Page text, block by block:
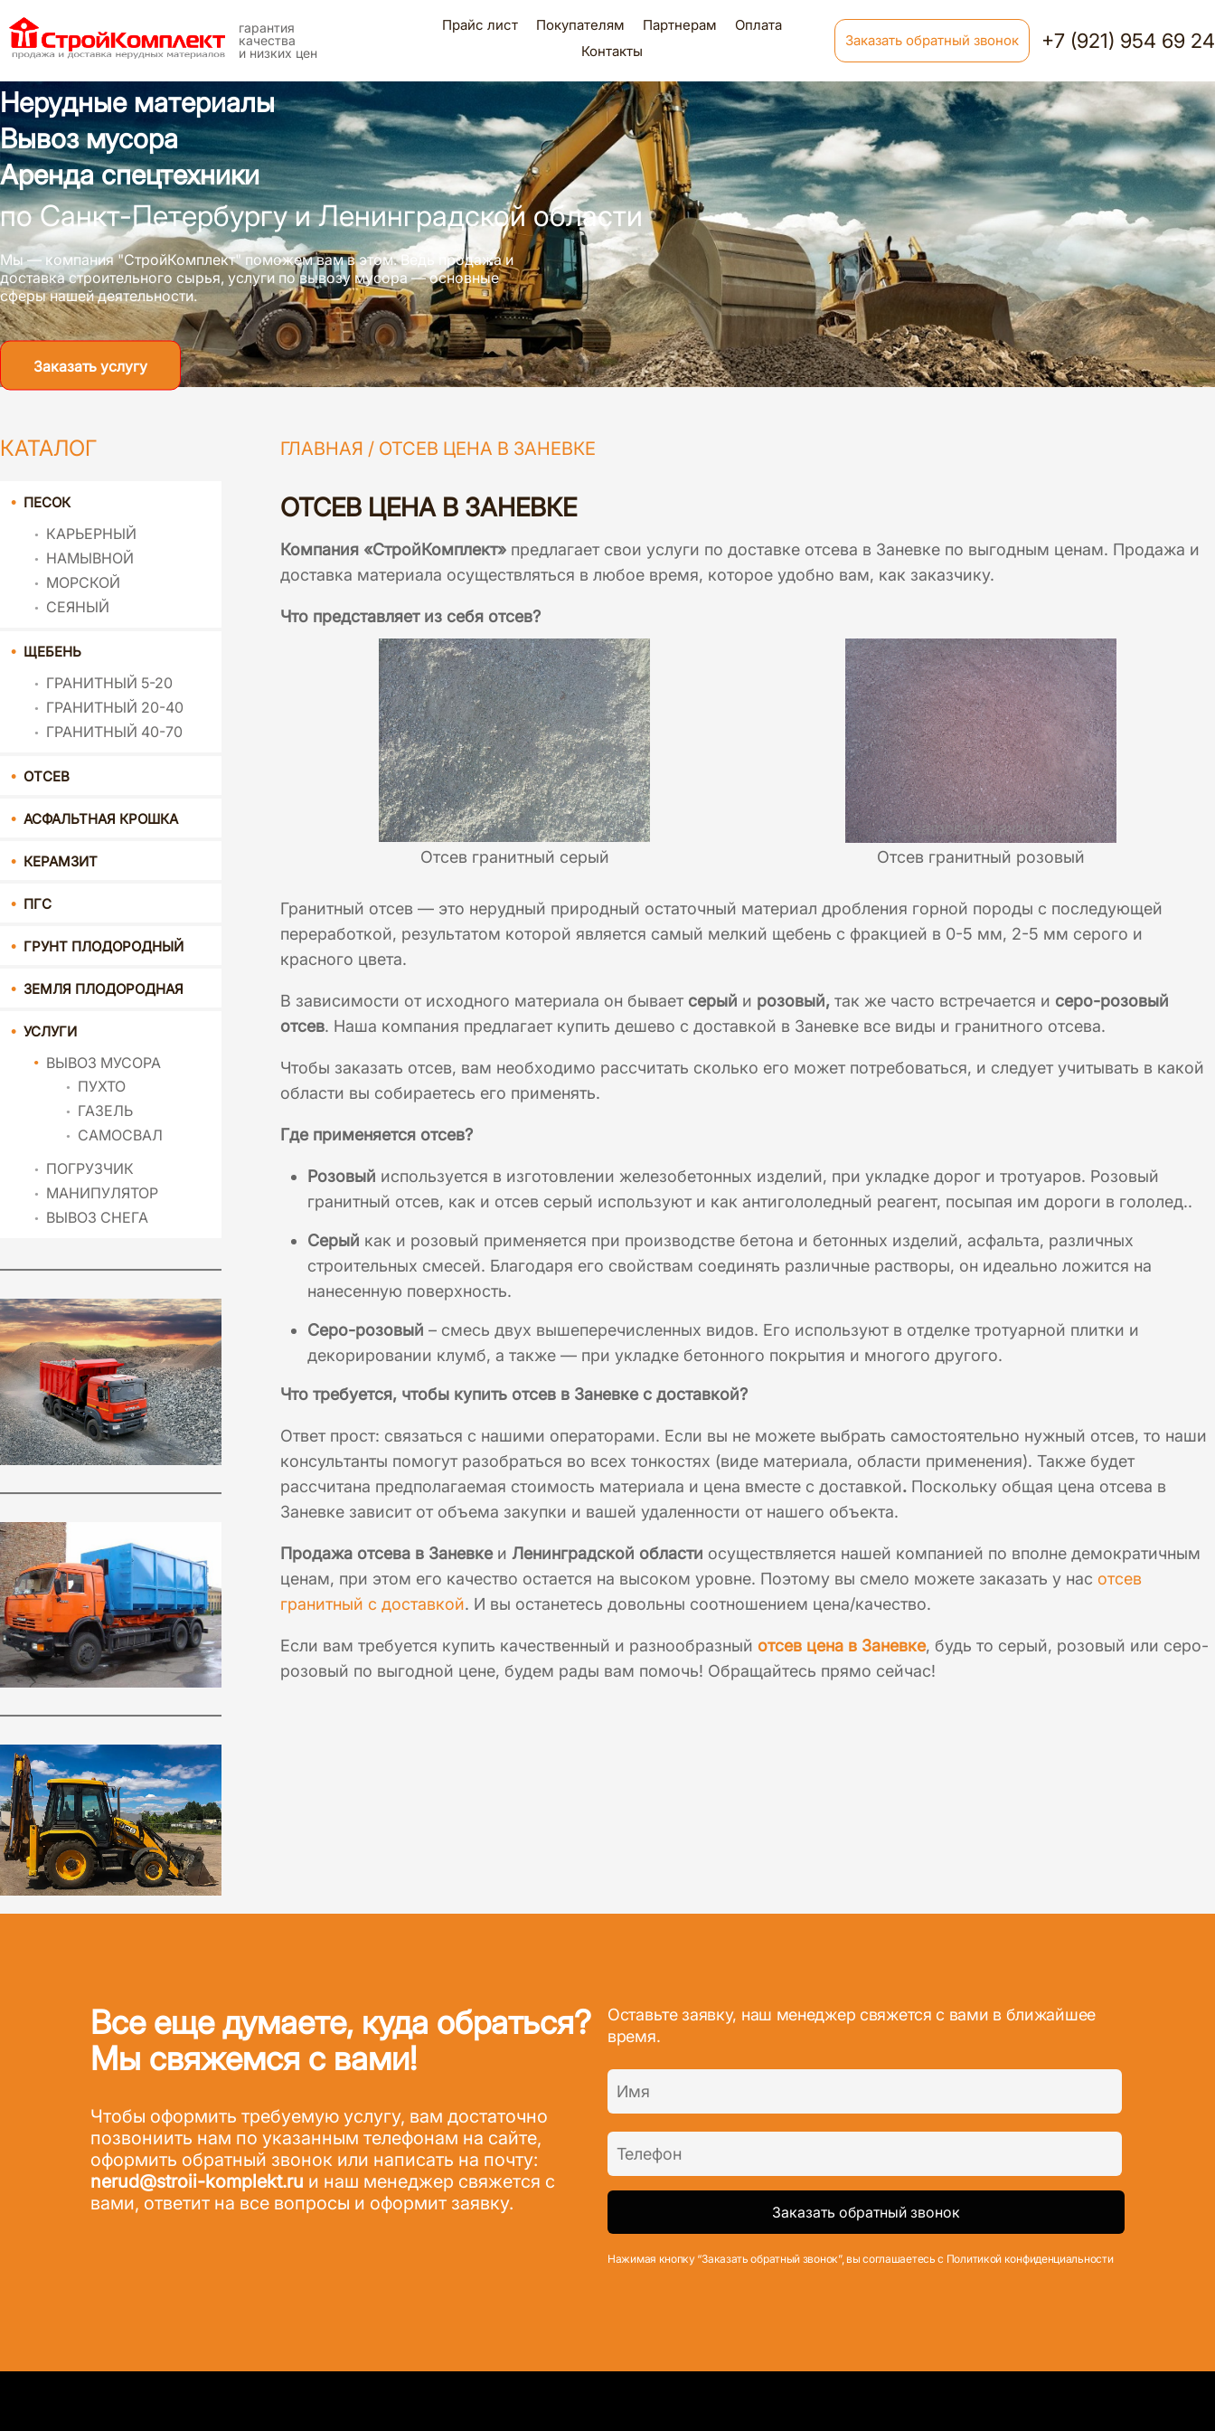
гарантия
качества
и низких цен
Прайс лист Покупателям Партнерам
Оплата
Контакты
Заказать обратный звонок +7 (921) 954 69 24
Нерудные материалы
Вывоз мусора
Аренда спецтехники
по Санкт-Петербургу и Ленинградской области
Мы — компания "СтройКомплект" поможем вам в этом. Ведь продажа и
доставка строительного сырья, услуги по вывозу мусора — основные
сферы нашей деятельности.
Заказать услугу
ГЛАВНАЯ / ОТСЕВ ЦЕНА В ЗАНЕВКЕ
ОТСЕВ ЦЕНА В ЗАНЕВКЕ
Компания «СтройКомплект» предлагает свои услуги по доставке отсева в Заневке по выгодным ценам. Продажа и
доставка материала осуществляться в любое время, которое удобно вам, как заказчику.
Что представляет из себя отсев?
Отсев гранитный серый Отсев гранитный розовый
Гранитный отсев — это нерудный природный остаточный материал дробления горной породы с последующей
переработкой, результатом которой является самый мелкий щебень с фракцией в 0-5 мм, 2-5 мм серого и
красного цвета.
В зависимости от исходного материала он бывает серый и розовый, так же часто встречается и серо-розовый
отсев. Наша компания предлагает купить дешево с доставкой в Заневке все виды и гранитного отсева.
Чтобы заказать отсев, вам необходимо рассчитать сколько его может потребоваться, и следует учитывать в какой
области вы собираетесь его применять.
Где применяется отсев?
Розовый используется в изготовлении железобетонных изделий, при укладке дорог и тротуаров. Розовый
гранитный отсев, как и отсев серый используют и как антигололедный реагент, посыпая им дороги в гололед..
Серый как и розовый применяется при производстве бетона и бетонных изделий, асфальта, различных
строительных смесей. Благодаря его свойствам соединять различные растворы, он идеально ложится на
нанесенную поверхность.
Серо-розовый – смесь двух вышеперечисленных видов. Его используют в отделке тротуарной плитки и
декорировании клумб, а также — при укладке бетонного покрытия и многого другого.
Что требуется, чтобы купить отсев в Заневке с доставкой?
Ответ прост: связаться с нашими операторами. Если вы не можете выбрать самостоятельно нужный отсев, то наши
консультанты помогут разобраться во всех тонкостях (виде материала, области применения). Также будет
рассчитана предполагаемая стоимость материала и цена вместе с доставкой. Поскольку общая цена отсева в
Заневке зависит от объема закупки и вашей удаленности от нашего объекта.
Продажа отсева в Заневкеи Ленинградской области осуществляется нашей компанией по вполне демократичным
ценам, при этом его качество остается на высоком уровне. Поэтому вы смело можете заказать у нас отсев
гранитный с доставкой. И вы останетесь довольны соотношением цена/качество.
Если вам требуется купить качественный и разнообразный отсев цена в Заневке, будь то серый, розовый или серо-
розовый по выгодной цене, будем рады вам помочь! Обращайтесь прямо сейчас!
КАТАЛОГ
ПЕСОК
КАРЬЕРНЫЙ
НАМЫВНОЙ
МОРСКОЙ
СЕЯНЫЙ
ЩЕБЕНЬ
ГРАНИТНЫЙ 5-20
ГРАНИТНЫЙ 20-40
ГРАНИТНЫЙ 40-70
ОТСЕВ
АСФАЛЬТНАЯ КРОШКА
КЕРАМЗИТ
ПГС
ГРУНТ ПЛОДОРОДНЫЙ
ЗЕМЛЯ ПЛОДОРОДНАЯ
УСЛУГИ
ВЫВОЗ МУСОРА
ПУХТО
ГАЗЕЛЬ
САМОСВАЛ
ПОГРУЗЧИК
МАНИПУЛЯТОР
ВЫВОЗ СНЕГА
Все еще думаете, куда обраться?
Мы свяжемся с вами!
Чтобы оформить требуемую услугу, вам достаточно
позвониить нам по указанным телефонам на сайте,
оформить обратный звонок или написать на почту:
nerud@stroii-komplekt.ru и наш менеджер свяжется с
вами, ответит на все вопросы и оформит заявку.
Оставьте заявку, наш менеджер свяжется с вами в ближайшее
время.
Нажимая кнопку “Заказать обратный звонок”, вы соглашаетесь с Политикой конфиденциальности